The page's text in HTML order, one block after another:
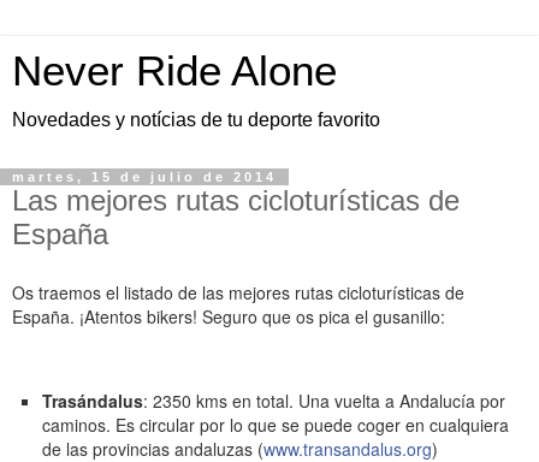
Never Ride Alone
Novedades y notícias de tu deporte favorito
martes, 15 de julio de 2014
Las mejores rutas cicloturísticas de
España
Os traemos el listado de las mejores rutas cicloturísticas de
España. ¡Atentos bikers! Seguro que os pica el gusanillo:
Trasándalus: 2350 kms en total. Una vuelta a Andalucía por
caminos. Es circular por lo que se puede coger en cualquiera
de las provincias andaluzas (www.transandalus.org)